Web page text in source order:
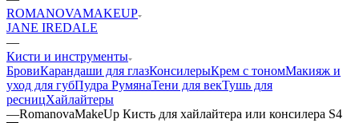
ROMANOVAMAKEUP
JANE IREDALE
—
Кисти и инструменты
БровиКарандаши для глазКонсилерыКрем с тономМакияж и
уход для губПудра РумянаТени для векТушь для
ресницХайлайтеры
—RomanovaMakeUp Кисть для хайлайтера или консилера S4